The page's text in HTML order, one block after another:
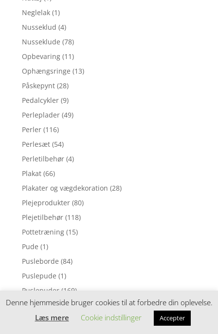
Neglelak (1)
Nusseklud (4)
Nusseklude (78)
Opbevaring (11)
Ophængsringe (13)
Påskepynt (28)
Pedalcykler (9)
Perleplader (49)
Perler (116)
Perlesæt (54)
Perletilbehør (4)
Plakat (66)
Plakater og vægdekoration (28)
Plejeprodukter (80)
Plejetilbehør (118)
Pottetræning (15)
Pude (1)
Pusleborde (84)
Puslepude (1)
Puslepuder (169)
Puslesæt (88)
Puslespil (7)
Denne hjemmeside bruger cookies til at forbedre din oplevelse.
Læs mere
Cookie indstillinger Accepter